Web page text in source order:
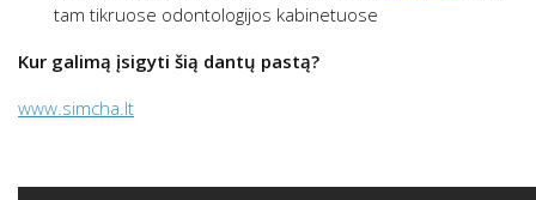
tam tikruose odontologijos kabinetuose
Kur galimą įsigyti šią dantų pastą?
www.simcha.lt